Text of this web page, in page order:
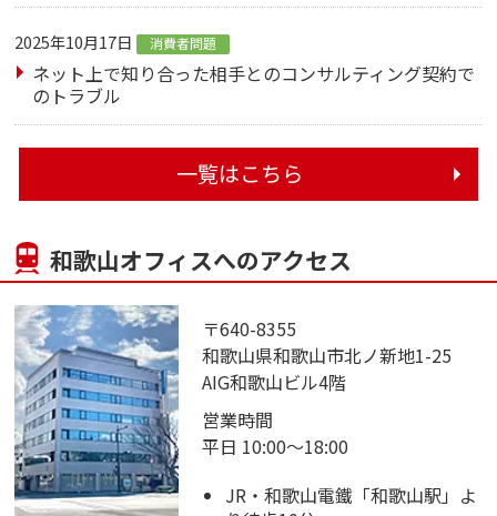
2025年10月17日 消費者問題
ネット上で知り合った相手とのコンサルティング契約で
のトラブル
一覧はこちら
和歌山オフィスへのアクセス
〒640-8355
和歌山県和歌山市北ノ新地1-25
AIG和歌山ビル4階
営業時間
平日 10:00～18:00
JR・和歌山電鐵「和歌山駅」よ